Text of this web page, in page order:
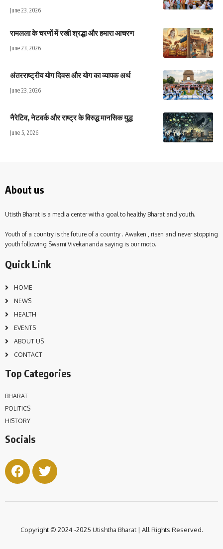
June 23, 2026
रामलला के चरणों में रखी श्रद्धा और हमारा आचरण
June 23, 2026
अंतरराष्ट्रीय योग दिवस और योग का व्यापक अर्थ
June 23, 2026
नैरेटिव, नेटवर्क और राष्ट्र के विरुद्ध मानसिक युद्ध
June 5, 2026
About us
Utisth Bharat is a media center with a goal to healthy Bharat and youth.
Youth of a country is the future of a country . Awaken , risen and never stopping
youth following Swami Vivekananda saying is our moto.
Quick Link
HOME
NEWS
HEALTH
EVENTS
ABOUT US
CONTACT
Top Categories
BHARAT
POLITICS
HISTORY
Socials
Copyright © 2024 -2025 Utishtha Bharat | All Rights Reserved.